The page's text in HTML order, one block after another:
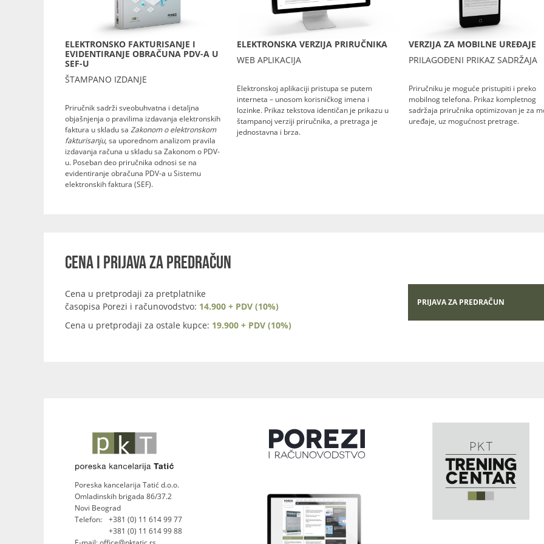
ELEKTRONSKO FAKTURISANJE I
EVIDENTIRANJE OBRAČUNA PDV-A U
SEF-U
ŠTAMPANO IZDANJE
Priručnik sadrži sveobuhvatna i detaljna
objašnjenja o pravilima izdavanja elektronskih
faktura u skladu sa Zakonom o elektronskom
fakturisanju, sa uporednom analizom pravila
izdavanja računa u skladu sa Zakonom o PDV-
u. Poseban deo priručnika odnosi se na
evidentiranje obračuna PDV-a u Sistemu
elektronskih faktura (SEF).
ELEKTRONSKA VERZIJA PRIRUČNIKA
WEB APLIKACIJA
Elektronskoj aplikaciji pristupa se putem
interneta – unosom korisničkog imena i
lozinke. Prikaz tekstova identičan je prikazu u
štampanoj verziji priručnika, a pretraga je
jednostavna i brza.
VERZIJA ZA MOBILNE UREĐAJE
PRILAGOĐENI PRIKAZ SADRŽAJA
Priručniku je moguće pristupiti i preko
mobilnog telefona. Prikaz kompletnog
sadržaja priručnika optimizovan je za
uređaje, uz mogućnost pretrage.
CENA I PRIJAVA ZA PREDRAČUN
Cena u pretprodaji za pretplatnike
časopisa Porezi i računovodstvo: 14.900 + PDV (10%)
Cena u pretprodaji za ostale kupce: 19.900 + PDV (10%)
PRIJAVA ZA PREDRAČUN
Poreska kancelarija Tatić d.o.o.
Omladinskih brigada 86/37.2
Novi Beograd
Telefon:
+381 (0) 11 614 99 77
+381 (0) 11 614 99 88